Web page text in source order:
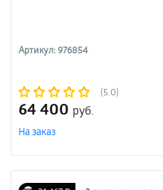
Артикул: 976854
(5.0)
64 400 руб.
На заказ